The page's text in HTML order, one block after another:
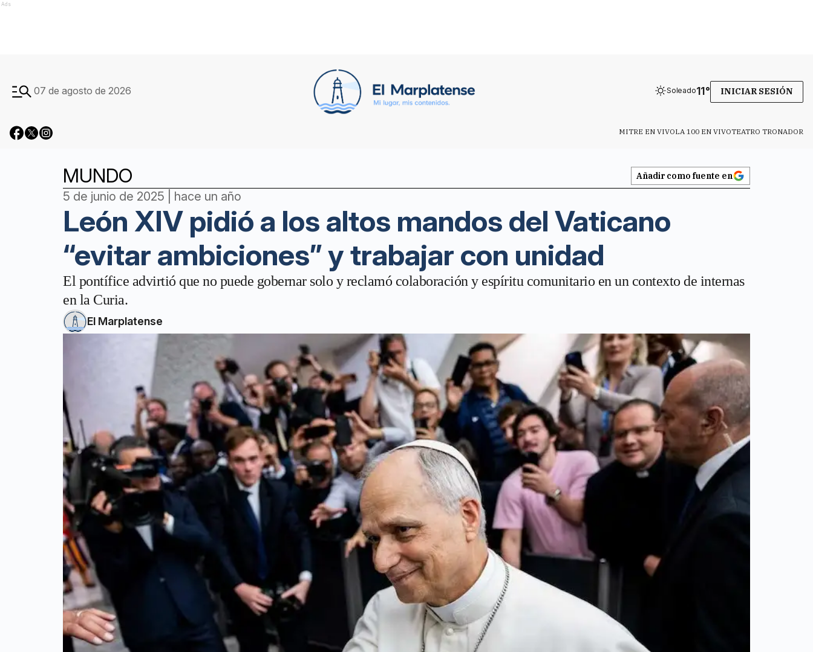
Ads
07 de agosto de 2026 Soleado11° INICIAR SESIÓN
MITRE EN VIVOLA 100 EN VIVOTEATRO TRONADOR
MUNDO Añadir como fuente en
5 de junio de 2025 | hace un año
León XIV pidió a los altos mandos del Vaticano
“evitar ambiciones” y trabajar con unidad
El pontífice advirtió que no puede gobernar solo y reclamó colaboración y espíritu comunitario en un contexto de internas
en la Curia.
El Marplatense